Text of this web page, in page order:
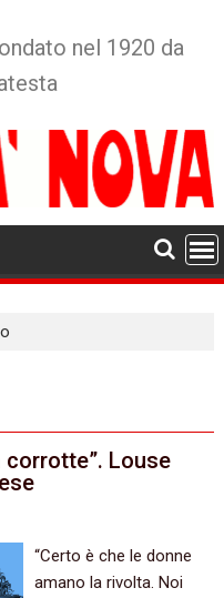
nel 1920 da
corrotte”. Louse
“Certo è che le donne
amano la rivolta. Noi